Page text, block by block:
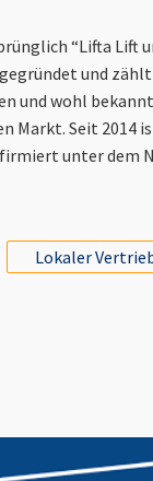
“Lifta Lift
und
und wohl
Markt. Seit 2014
unter dem
Lokaler